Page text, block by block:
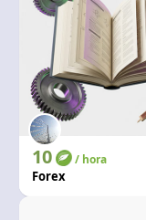
10 / hora
Forex